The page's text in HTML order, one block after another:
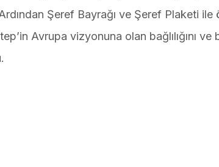
Şeref Bayrağı ve Şeref Plaketi ile
Avrupa vizyonuna olan bağlılığını ve